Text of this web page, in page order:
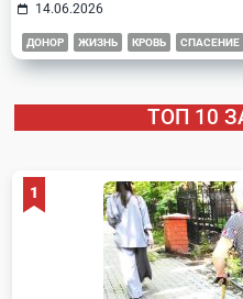
14.06.2026
ДОНОР ЖИЗНЬ КРОВЬ СПАСЕНИЕ
ТОП 10